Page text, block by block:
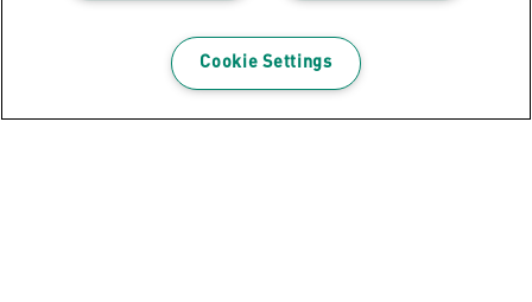
Trabaja con nosotros
Cookie Settings